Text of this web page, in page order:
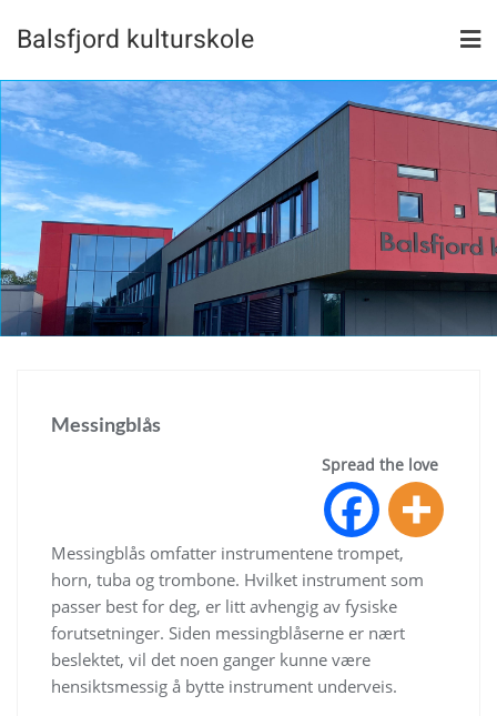
Balsfjord kulturskole
Messingblås
Spread the love
Messingblås omfatter instrumentene trompet,
horn, tuba og trombone. Hvilket instrument som
passer best for deg, er litt avhengig av fysiske
forutsetninger. Siden messingblåserne er nært
beslektet, vil det noen ganger kunne være
hensiktsmessig å bytte instrument underveis.